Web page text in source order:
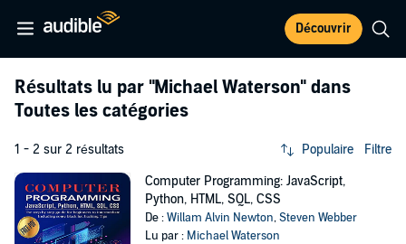
Découvrir
Résultats lu par "Michael Waterson" dans
Toutes les catégories
1 - 2 sur 2 résultats Populaire Filtre
Computer Programming: JavaScript,
Python, HTML, SQL, CSS
De :Willam Alvin Newton,Steven Webber
Lu par : Michael Waterson